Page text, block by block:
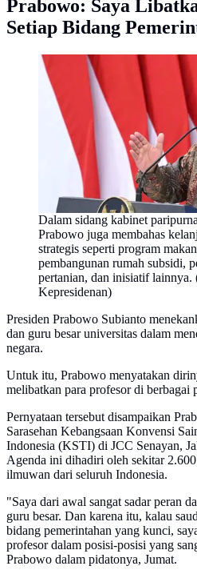
Prabowo: Saya
Setiap Bidang
Dalam sidang kabinet
Prabowo juga membahas
strategis seperti program
pembangunan rumah subsidi,
pertanian, dan inisiatif lainnya.
Kepresidenan)
Presiden Prabowo Subianto
dan guru besar universitas dalam
negara.
Untuk itu, Prabowo menyatakan
melibatkan para profesor di berbagai
Pernyataan tersebut disampaikan
Sarasehan Kebangsaan Konvensi
Indonesia (KSTI) di JCC Senayan,
Agenda ini dihadiri oleh sekitar
ilmuwan dari seluruh Indonesia.
"Saya dari awal sangat sadar peran
guru besar. Dan karena itu, kalau
bidang pemerintahan yang kunci,
profesor dalam posisi-posisi yang
Prabowo dalam pidatonya, Jumat.